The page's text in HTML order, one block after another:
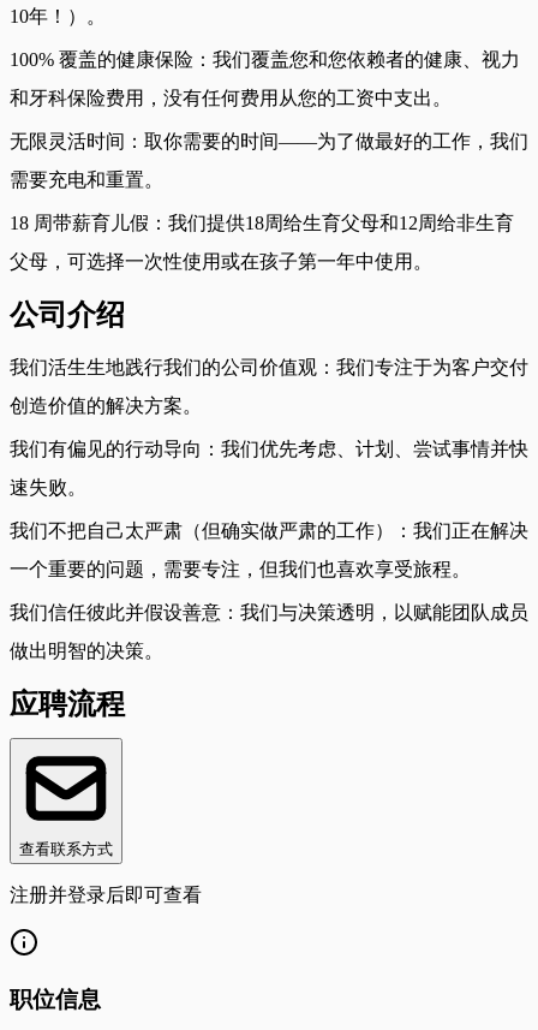
10年！）。
100% 覆盖的健康保险：我们覆盖您和您依赖者的健康、视力
和牙科保险费用，没有任何费用从您的工资中支出。
无限灵活时间：取你需要的时间——为了做最好的工作，我们
需要充电和重置。
18 周带薪育儿假：我们提供18周给生育父母和12周给非生育
父母，可选择一次性使用或在孩子第一年中使用。
公司介绍
我们活生生地践行我们的公司价值观：我们专注于为客户交付
创造价值的解决方案。
我们有偏见的行动导向：我们优先考虑、计划、尝试事情并快
速失败。
我们不把自己太严肃（但确实做严肃的工作）：我们正在解决
一个重要的问题，需要专注，但我们也喜欢享受旅程。
我们信任彼此并假设善意：我们与决策透明，以赋能团队成员
做出明智的决策。
应聘流程
查看联系方式
注册并登录后即可查看
职位信息